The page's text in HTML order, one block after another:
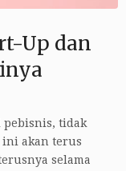
Up dan
pebisnis, tidak
akan terus
selama